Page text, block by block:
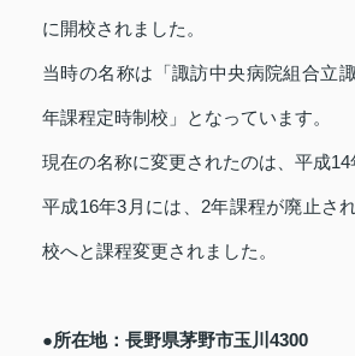
に開校されました。
当時の名称は「諏訪中央病院組合立
年課程定時制校」となっています。
現在の名称に変更されたのは、平成14
平成16年3月には、2年課程が廃止さ
校へと課程変更されました。
●所在地：長野県茅野市玉川4300